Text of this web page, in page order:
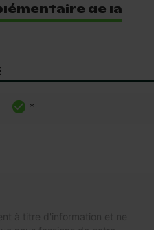
de la
*
à titre d'information et ne